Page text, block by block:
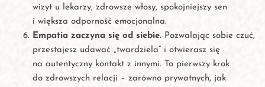
wizyt u lekarzy, zdrowsze włosy, spokojniejszy sen
i większa odporność emocjonalna.
Empatia zaczyna się od siebie. Pozwalając sobie czuć,
przestajesz udawać „twardziela” i otwierasz się
na autentyczny kontakt z innymi. To pierwszy krok
do zdrowszych relacji – zarówno prywatnych, jak